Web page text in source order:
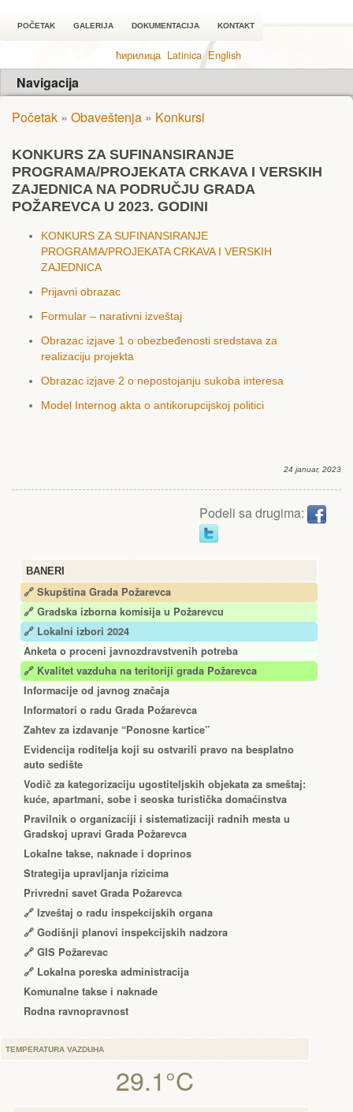
POČETAK GALERIJA DOKUMENTACIJA KONTAKT
ћирилица Latinica English
Navigacija
BANERI
🔗 Skupština Grada Požarevca
🔗 Gradska izborna komisija u Požarevcu
🔗 Lokalni izbori 2024
Anketa o proceni javnozdravstvenih potreba
🔗 Kvalitet vazduha na teritoriji grada Požarevca
Informacije od javnog značaja
Informatori o radu Grada Požarevca
Zahtev za izdavanje “Ponosne kartice”
Еvidencija roditelja koji su ostvarili pravo na besplatno
auto sedište
Vodič za kategorizaciju ugostiteljskih objekata za smeštaj:
kuće, apartmani, sobe i seoska turistička domaćinstva
Pravilnik o organizaciji i sistematizaciji radnih mesta u
Gradskoj upravi Grada Požarevca
Lokalne takse, naknade i doprinos
Strategija upravljanja rizicima
Privredni savet Grada Požarevca
🔗 Izveštaj o radu inspekcijskih organa
🔗 Godišnji planovi inspekcijskih nadzora
🔗 GIS Požarevac
🔗 Lokalna poreska administracija
Komunalne takse i naknade
Rodna ravnopravnost
Početak » Obaveštenja » Konkursi
KONKURS ZA SUFINANSIRANJЕ
PROGRAMA/PROJЕKATA CRKAVA I VЕRSKIH
ZAJЕDNICA NA PODRUČJU GRADA
POŽARЕVCA U 2023. GODINI
KONKURS ZA SUFINANSIRANJЕ
PROGRAMA/PROJЕKATA CRKAVA I VЕRSKIH
ZAJЕDNICA
Prijavni obrazac
Formular – narativni izveštaj
Obrazac izjave 1 o obezbeđenosti sredstava za
realizaciju projekta
Obrazac izjave 2 o nepostojanju sukoba interesa
Model Internog akta o antikorupcijskoj politici
24 januar, 2023
Podeli sa drugima:
TEMPERATURA VAZDUHA
29.1°C